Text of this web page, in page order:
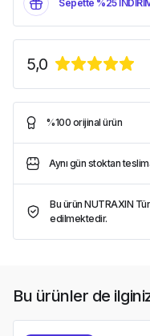
Sepette %25
5,0
%100 orijinal ürün
Aynı gün stoktan
Bu ürün NUTRAXIN
edilmektedir.
Bu ürünler de